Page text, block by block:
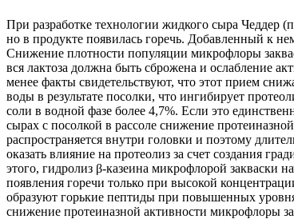
При разработке технологии жидкого сыра Чеддер
но в продукте появилась горечь. Добавленный к
Снижение плотности популяции микрофлоры
вся лактоза должна быть сброжена и ослабление
менее факты свидетельствуют, что этот прием
воды в результате посолки, что ингибирует
соли в водной фазе более 4,7%. Если это
сырах с посолкой в рассоле снижение
распространяется внутри головки и поэтому
оказать влияние на протеолиз за счет создания
этого, гидролиз β-казеина микрофлорой закваски
появления горечи только при высокой
образуют горькие пептиды при повышенных
снижение протеиназной активности микрофлоры